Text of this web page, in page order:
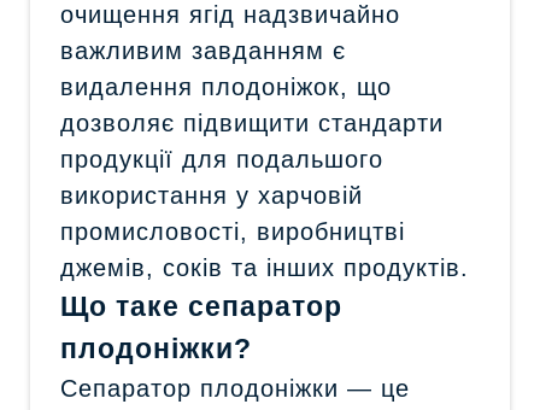
очищення ягід надзвичайно
важливим завданням є
видалення плодоніжок, що
дозволяє підвищити стандарти
продукції для подальшого
використання у харчовій
промисловості, виробництві
джемів, соків та інших продуктів.
Що таке сепаратор
плодоніжки?
Сепаратор плодоніжки — це